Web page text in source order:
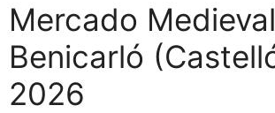
Mercado
Benicarló
2026